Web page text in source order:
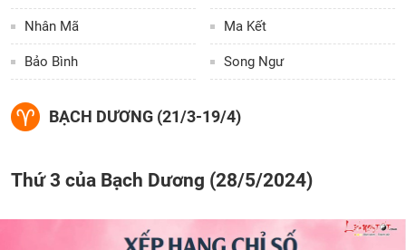
Nhân Mã Ma Kết
Bảo Bình Song Ngư
BẠCH DƯƠNG (21/3-19/4)
Thứ 3 của Bạch Dương (28/5/2024)